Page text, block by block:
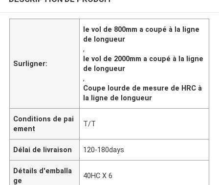
Surligner:
le vol de 800mm a coupé à la ligne
de longueur
,
le vol de 2000mm a coupé à la ligne
de longueur
,
Coupe lourde de mesure de HRC à
la ligne de longueur
Conditions de pai
ement
T/T
Délai de livraison 120-180days
Détails d'emballa
ge
40HC X 6